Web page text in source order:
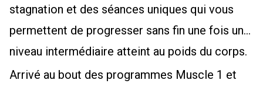
stagnation et des séances uniques qui vous
permettent de progresser sans fin une fois un
niveau intermédiaire atteint au poids du corps.
Arrivé au bout des programmes Muscle 1 et